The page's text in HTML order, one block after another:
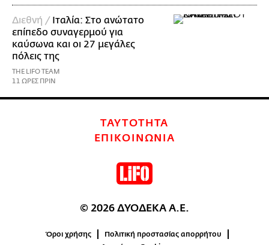
Διεθνή / Ιταλία: Στο ανώτατο
επίπεδο συναγερμού για
καύσωνα και οι 27 μεγάλες
πόλεις της
THE LIFO TEAM
11 ΩΡΕΣ ΠΡΙΝ
ΤΑΥΤΟΤΗΤΑ
ΕΠΙΚΟΙΝΩΝΙΑ
© 2026 ΔΥΟΔΕΚΑ Α.Ε.
Όροι χρήσης
Πολιτική προστασίας απορρήτου